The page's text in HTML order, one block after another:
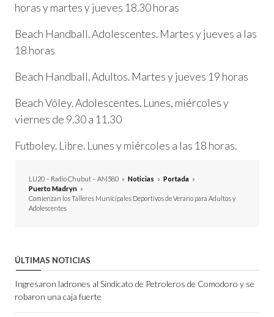
horas y martes y jueves 18.30 horas
Beach Handball. Adolescentes. Martes y jueves a las
18 horas
Beach Handball. Adultos. Martes y jueves 19 horas
Beach Vóley. Adolescentes. Lunes, miércoles y
viernes de 9.30 a 11.30
Futboley. Libre. Lunes y miércoles a las 18 horas.
LU20 – Radio Chubut – AM580 » Noticias » Portada »
Puerto Madryn »
Comienzan los Talleres Municipales Deportivos de Verano para Adultos y
Adolescentes
ÚLTIMAS NOTICIAS
Ingresaron ladrones al Sindicato de Petroleros de Comodoro y se
robaron una caja fuerte